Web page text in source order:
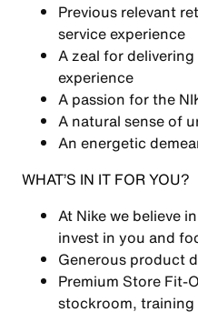
Previous relevant
service experience
A zeal for
experience
A passion for the
A natural sense of
An energetic
WHAT’S IN IT FOR YOU?
At Nike we believe
invest in you and
Generous product
Premium Store Fit-
stockroom,